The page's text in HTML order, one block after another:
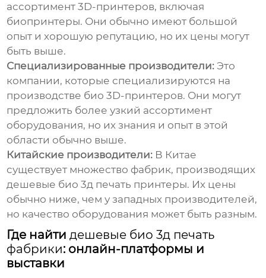
ассортимент 3D-принтеров, включая
биопринтеры. Они обычно имеют большой
опыт и хорошую репутацию, но их цены могут
быть выше.
Специализированные производители: Это
компании, которые специализируются на
производстве био 3D-принтеров. Они могут
предложить более узкий ассортимент
оборудования, но их знания и опыт в этой
области обычно выше.
Китайские производители: В Китае
существует множество фабрик, производящих
дешевые био 3д печать принтеры. Их цены
обычно ниже, чем у западных производителей,
но качество оборудования может быть разным.
Где найтидешевые био 3д печать
фабрики: онлайн-платформы и
выставки